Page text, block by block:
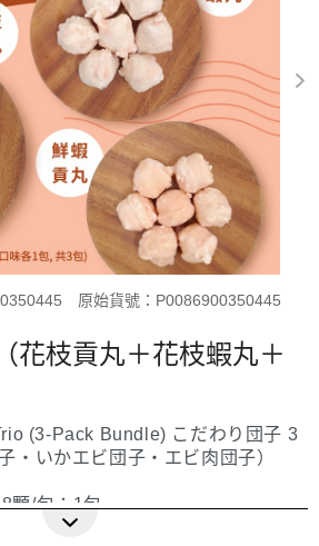
原始貨號：P0086900350445
花枝貢丸＋花枝蝦丸＋
(3-Pack Bundle) こだわり団子 3
・いかエビ団子・エビ肉団子）
顆/包：1包
顆/包：1包
更多詳細介紹